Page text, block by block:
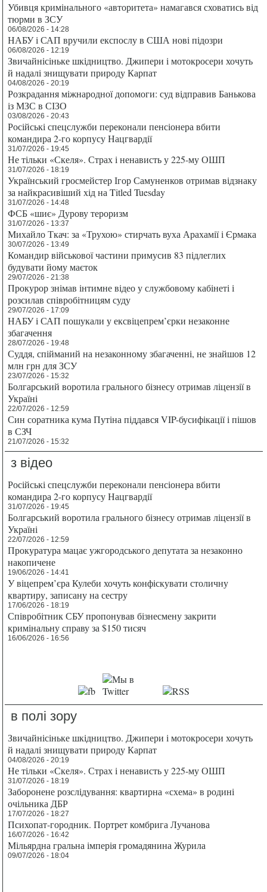
Убивця кримінального «авторитета» намагався сховатись від
тюрми в ЗСУ
06/08/2026 - 14:28
НАБУ і САП вручили експослу в США нові підозри
06/08/2026 - 12:19
Звичайнісіньке шкідництво. Джипери і мотокросери хочуть
й надалі знищувати природу Карпат
04/08/2026 - 20:19
Розкрадання міжнародної допомоги: суд відправив Банькова
із МЗС в СІЗО
03/08/2026 - 20:43
Російські спецслужби переконали пенсіонера вбити
командира 2-го корпусу Нацгвардії
31/07/2026 - 19:45
Не тільки «Скеля». Страх і ненависть у 225-му ОШП
31/07/2026 - 18:19
Український гросмейстер Ігор Самуненков отримав відзнаку
за найкрасивіший хід на Titled Tuesday
31/07/2026 - 14:48
ФСБ «шиє» Дурову тероризм
31/07/2026 - 13:37
Михайло Ткач: за «Трухою» стирчать вуха Арахамії і Єрмака
30/07/2026 - 13:49
Командир військової частини примусив 83 підлеглих
будувати йому маєток
29/07/2026 - 21:38
Прокурор знімав інтимне відео у службовому кабінеті і
розсилав співробітницям суду
29/07/2026 - 17:09
НАБУ і САП пошукали у ексвіцепрем’єрки незаконне
збагачення
28/07/2026 - 19:48
Суддя, спійманий на незаконному збагаченні, не знайшов 12
млн грн для ЗСУ
23/07/2026 - 15:32
Болгарський воротила грального бізнесу отримав ліцензії в
Україні
22/07/2026 - 12:59
Син соратника кума Путіна піддався VIP-бусифікації і пішов
в СЗЧ
21/07/2026 - 15:32
з відео
Російські спецслужби переконали пенсіонера вбити
командира 2-го корпусу Нацгвардії
31/07/2026 - 19:45
Болгарський воротила грального бізнесу отримав ліцензії в
Україні
22/07/2026 - 12:59
Прокуратура мацає ужгородського депутата за незаконно
накопичене
19/06/2026 - 14:41
У віцепрем’єра Кулеби хочуть конфіскувати столичну
квартиру, записану на сестру
17/06/2026 - 18:19
Співробітник СБУ пропонував бізнесмену закрити
кримінальну справу за $150 тисяч
16/06/2026 - 16:56
в полі зору
Звичайнісіньке шкідництво. Джипери і мотокросери хочуть
й надалі знищувати природу Карпат
04/08/2026 - 20:19
Не тільки «Скеля». Страх і ненависть у 225-му ОШП
31/07/2026 - 18:19
Заборонене розслідування: квартирна «схема» в родині
очільника ДБР
17/07/2026 - 18:27
Психопат-городник. Портрет комбрига Лучанова
16/07/2026 - 16:42
Мільярдна гральна імперія громадянина Журила
09/07/2026 - 18:04